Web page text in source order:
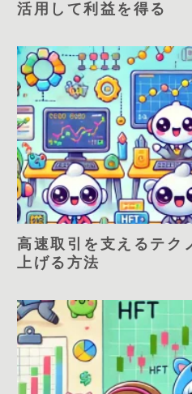
活用して利益を得る
高速取引を支えるテク
上げる方法